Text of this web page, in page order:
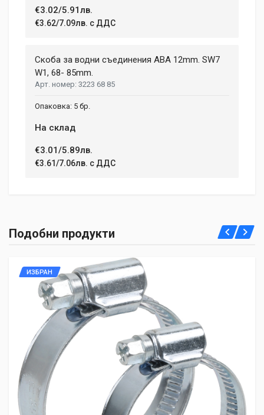
€3.02/5.91лв.
€3.62/7.09лв. с ДДС
Скоба за водни съединения ABA 12mm. SW7
W1, 68- 85mm.
3223 68 85
5 бр.
На склад
€3.01/5.89лв.
€3.61/7.06лв. с ДДС
Подобни продукти
ИЗБРАН